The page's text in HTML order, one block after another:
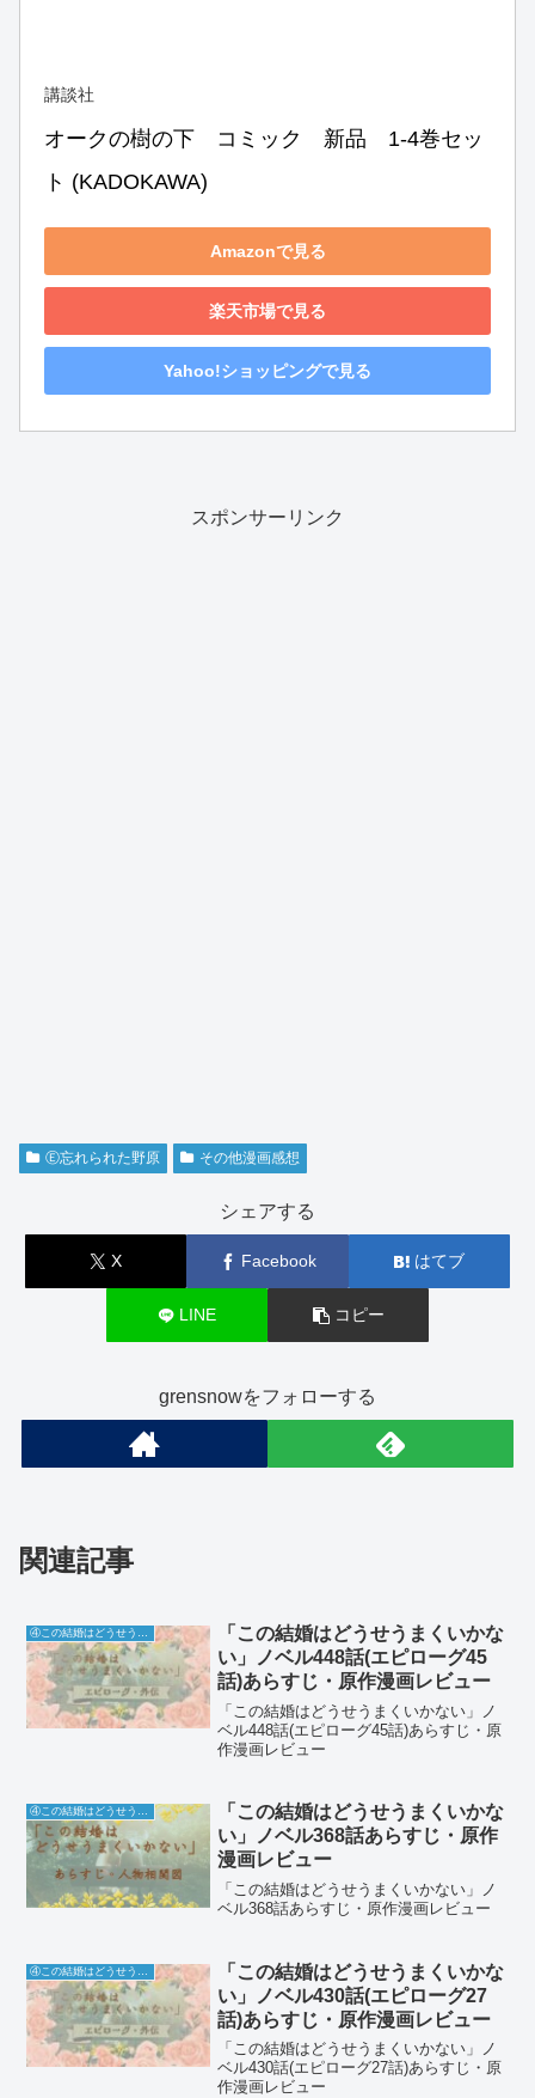
講談社
オークの樹の下　コミック　新品　1-4巻セッ
ト (KADOKAWA)
Amazonで見る
楽天市場で見る
Yahoo!ショッピングで見る
スポンサーリンク
Ⓔ忘れられた野原 その他漫画感想
シェアする
X Facebook はてブ
LINE コピー
grensnowをフォローする
関連記事
④この結婚はどうせうまくいかない
「この結婚はどうせうまくいかな
い」ノベル448話(エピローグ45
話)あらすじ・原作漫画レビュー
「この結婚はどうせうまくいかない」ノ
ベル448話(エピローグ45話)あらすじ・原
作漫画レビュー
④この結婚はどうせうまくいかない
「この結婚はどうせうまくいかな
い」ノベル368話あらすじ・原作
漫画レビュー
「この結婚はどうせうまくいかない」ノ
ベル368話あらすじ・原作漫画レビュー
「この結婚はどうせうまくいかな
い」ノベル430話(エピローグ27
話)あらすじ・原作漫画レビュー
「この結婚はどうせうまくいかない」ノ
ベル430話(エピローグ27話)あらすじ・原
作漫画レビュー